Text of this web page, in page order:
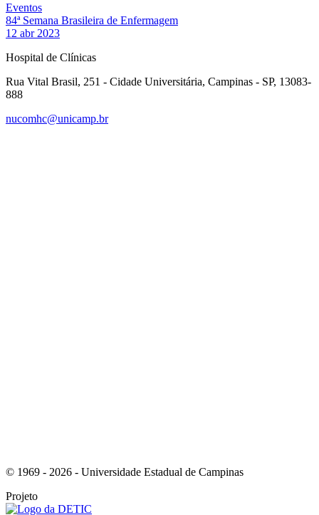
Eventos
84ª Semana Brasileira de Enfermagem
12 abr 2023
Hospital de Clínicas
Rua Vital Brasil, 251 - Cidade Universitária, Campinas - SP, 13083-
888
nucomhc@unicamp.br
© 1969 - 2026 - Universidade Estadual de Campinas
Projeto